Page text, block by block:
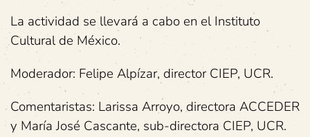
La actividad se llevará a cabo en el Instituto
Cultural de México.
Moderador: Felipe Alpízar, director CIEP, UCR.
Comentaristas: Larissa Arroyo, directora ACCEDER
y María José Cascante, sub-directora CIEP, UCR.